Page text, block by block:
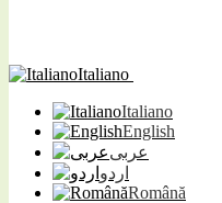
Italiano
Italiano
English
عربى
اردو
Română